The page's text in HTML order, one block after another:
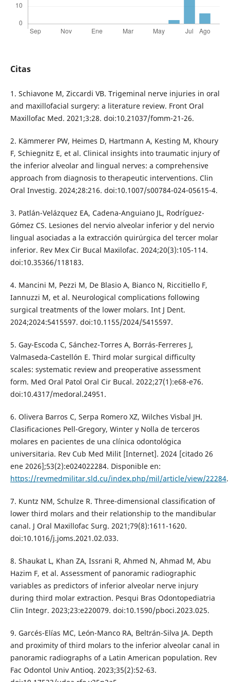
Citas
1. Schiavone M, Ziccardi VB. Trigeminal nerve injuries in oral
and maxillofacial surgery: a literature review. Front Oral
Maxillofac Med. 2021;3:28. doi:10.21037/fomm-21-26.
2. Kämmerer PW, Heimes D, Hartmann A, Kesting M, Khoury
F, Schiegnitz E, et al. Clinical insights into traumatic injury of
the inferior alveolar and lingual nerves: a comprehensive
approach from diagnosis to therapeutic interventions. Clin
Oral Investig. 2024;28:216. doi:10.1007/s00784-024-05615-4.
3. Patlán-Velázquez EA, Cadena-Anguiano JL, Rodríguez-
Gómez CS. Lesiones del nervio alveolar inferior y del nervio
lingual asociadas a la extracción quirúrgica del tercer molar
inferior. Rev Mex Cir Bucal Maxilofac. 2024;20(3):105-114.
doi:10.35366/118183.
4. Mancini M, Pezzi M, De Blasio A, Bianco N, Riccitiello F,
Iannuzzi M, et al. Neurological complications following
surgical treatments of the lower molars. Int J Dent.
2024;2024:5415597. doi:10.1155/2024/5415597.
5. Gay-Escoda C, Sánchez-Torres A, Borrás-Ferreres J,
Valmaseda-Castellón E. Third molar surgical difficulty
scales: systematic review and preoperative assessment
form. Med Oral Patol Oral Cir Bucal. 2022;27(1):e68-e76.
doi:10.4317/medoral.24951.
6. Olivera Barros C, Serpa Romero XZ, Wilches Visbal JH.
Clasificaciones Pell-Gregory, Winter y Nolla de terceros
molares en pacientes de una clínica odontológica
universitaria. Rev Cub Med Milit [Internet]. 2024 [citado 26
ene 2026];53(2):e024022284. Disponible en:
https://revmedmilitar.sld.cu/index.php/mil/article/view/22284.
7. Kuntz NM, Schulze R. Three-dimensional classification of
lower third molars and their relationship to the mandibular
canal. J Oral Maxillofac Surg. 2021;79(8):1611-1620.
doi:10.1016/j.joms.2021.02.033.
8. Shaukat L, Khan ZA, Issrani R, Ahmed N, Ahmad M, Abu
Hazim F, et al. Assessment of panoramic radiographic
variables as predictors of inferior alveolar nerve injury
during third molar extraction. Pesqui Bras Odontopediatria
Clin Integr. 2023;23:e220079. doi:10.1590/pboci.2023.025.
9. Garcés-Elías MC, León-Manco RA, Beltrán-Silva JA. Depth
and proximity of third molars to the inferior alveolar canal in
panoramic radiographs of a Latin American population. Rev
Fac Odontol Univ Antioq. 2023;35(2):52-63.